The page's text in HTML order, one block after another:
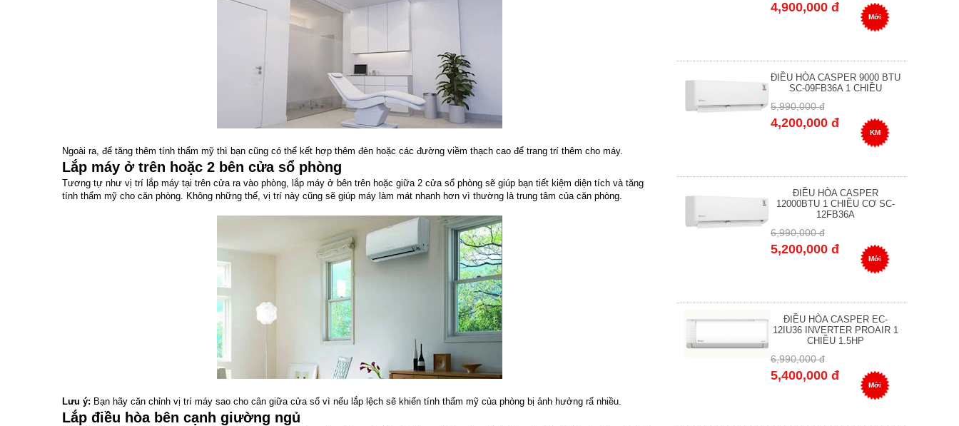
Ngoài ra, để tăng thêm tính thẩm mỹ thì bạn cũng có thể kết hợp thêm đèn hoặc các đường viềm thạch cao để trang trí thêm cho máy.
Lắp máy ở trên hoặc 2 bên cửa sổ phòng
Tương tự như vị trí lắp máy tại trên cửa ra vào phòng, lắp máy ở bên trên hoặc giữa 2 cửa sổ phòng sẽ giúp bạn tiết kiệm diện tích và tăng
tính thẩm mỹ cho căn phòng. Không những thế, vị trí này cũng sẽ giúp máy làm mát nhanh hơn vì thường là trung tâm của căn phòng.
Lưu ý: Bạn hãy căn chỉnh vị trí máy sao cho cân giữa cửa sổ vì nếu lắp lệch sẽ khiến tính thẩm mỹ của phòng bị ảnh hưởng rấ nhiều.
Lắp điều hòa bên cạnh giường ngủ
4,900,000 đ
Mới
ĐIỀU HÒA CASPER 9000 BTU
SC-09FB36A 1 CHIỀU
5,990,000 đ
4,200,000 đ
KM
ĐIỀU HÒA CASPER
12000BTU 1 CHIỀU CƠ SC-
12FB36A
6,990,000 đ
5,200,000 đ
Mới
ĐIỀU HÒA CASPER EC-
12IU36 INVERTER PROAIR 1
CHIỀU 1.5HP
6,990,000 đ
5,400,000 đ
Mới